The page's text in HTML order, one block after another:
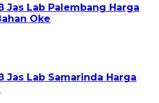
Jas Lab Palembang Harga
Oke
Jas Lab Samarinda Harga